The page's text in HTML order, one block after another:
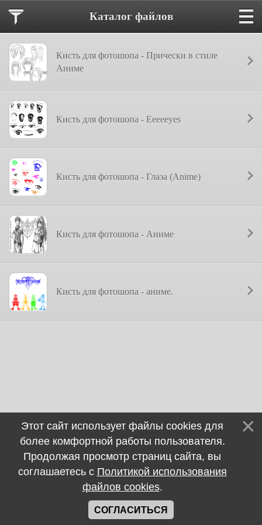
Каталог файлов
Кисть для фотошопа - Прически в стиле
Аниме
Кисть для фотошопа - Eeeeeyes
Кисть для фотошопа - Глаза (Anime)
Кисть для фотошопа - Аниме
Кисть для фотошопа - аниме.
Этот сайт использует файлы cookies для
более комфортной работы пользователя.
Продолжая просмотр страниц сайта, вы
соглашаетесь с Политикой использования
файлов cookies.
СОГЛАСИТЬСЯ